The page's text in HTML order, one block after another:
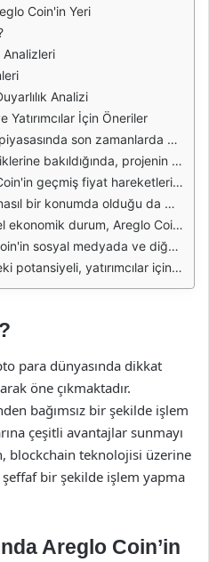
Coin'in Yeri
Analizi
İçin Öneriler
çekiyor. Coinliker analizi, Areglo Coin'in gelecekteki fiyat hareketleri hakkında önemli bilgiler sunmakta. Bu analizler, yatırımcıların daha bilinçli kararlar almasına yardımcı oluyor.
sürdürmekte. Bu durum, Areglo'nun uzun vadede değer kazanma potansiyelini artırıyor. Ayrıca, projenin hedef kitlesi ve kullanım alanları da yatırımcılar için önemli bir etken.
yatırımcılara önemli ipuçları sunmakta. Bu tür veriler, Areglo Coin'in alım satım kararlarını etkileyebilir ve yatırımcıların daha iyi bir strateji geliştirmesine yardımcı olabilir.
özellikleri ve avantajları onu öne çıkarıyor. Yatırımcılar, rakip projelerle karşılaştırmalı analizler yaparak Areglo'nun potansiyelini değerlendirebilir.
Areglo'nun kısa ve uzun vadeli tahminlerini yapıyor. Ekonomik dalgalanmalar, yatırımcıların kararlarını doğrudan etkileyebilir ve Areglo'nun gelecekteki performansını şekillendirebilir.
değerlendirerek piyasa duyarlılığını ölçüyor. Yüksek sosyal etkileşim, Areglo'nun değer kazanma potansiyelini artırabilir ve yatırımcıların ilgisini çekebilir.
karar verme süreçlerini kolaylaştırıyor. Yatırımcıların, bu analizleri dikkate alarak stratejilerini şekillendirmeleri, uzun vadede kazanç elde etmelerine yardımcı olabilir.
para dünyasında dikkat
öne çıkmaktadır.
bağımsız bir şekilde işlem
çeşitli avantajlar sunmayı
blockchain teknolojisi üzerine
bir şekilde işlem yapma
Areglo Coin’in